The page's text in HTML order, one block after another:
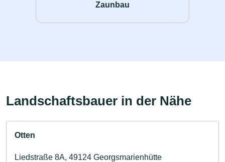
Zaunbau
Landschaftsbauer in der Nähe
Otten
Liedstraße 8A, 49124 Georgsmarienhütte